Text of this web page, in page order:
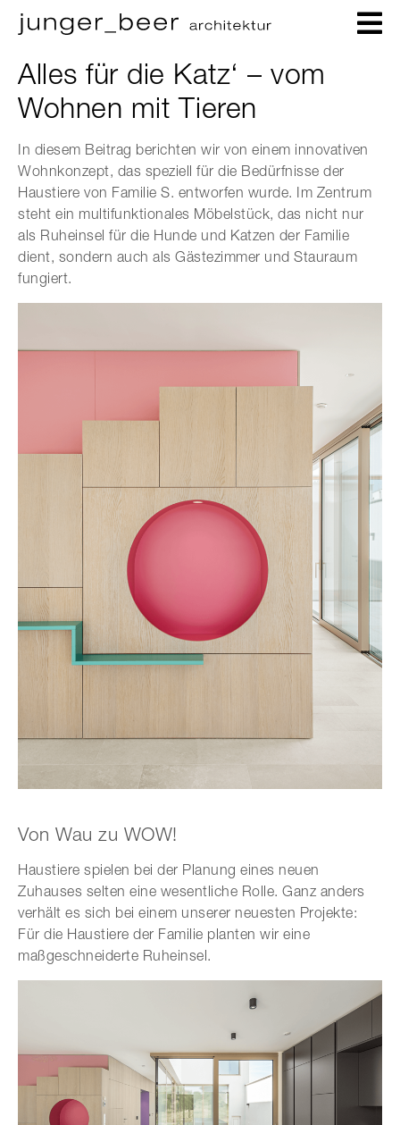
Alles für die Katz‘ – vom
Wohnen mit Tieren
In diesem Beitrag berichten wir von einem innovativen
Wohnkonzept, das speziell für die Bedürfnisse der
Haustiere von Familie S. entworfen wurde. Im Zentrum
steht ein multifunktionales Möbelstück, das nicht nur
als Ruheinsel für die Hunde und Katzen der Familie
dient, sondern auch als Gästezimmer und Stauraum
fungiert.
Von Wau zu WOW!
Haustiere spielen bei der Planung eines neuen
Zuhauses selten eine wesentliche Rolle. Ganz anders
verhält es sich bei einem unserer neuesten Projekte:
Für die Haustiere der Familie planten wir eine
maßgeschneiderte Ruheinsel.